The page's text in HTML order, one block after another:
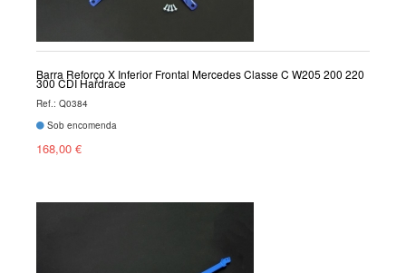
Barra Reforço X Inferior Frontal Mercedes Classe C W205 200 220
300 CDI Hardrace
Ref.: Q0384
Sob encomenda
168,00 €